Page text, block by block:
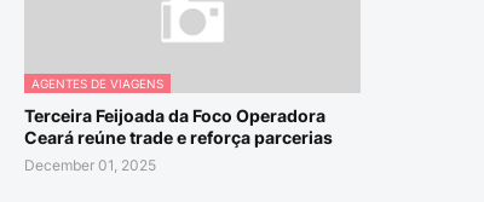
AGENTES DE VIAGENS
Terceira Feijoada da Foco Operadora
Ceará reúne trade e reforça parcerias
December 01, 2025